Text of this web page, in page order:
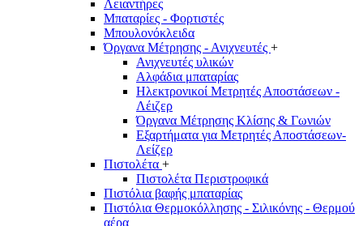
Λειαντήρες
Μπαταρίες - Φορτιστές
Μπουλονόκλειδα
Όργανα Μέτρησης - Ανιχνευτές +
Ανιχνευτές υλικών
Αλφάδια μπαταρίας
Ηλεκτρονικοί Μετρητές Αποστάσεων -
Λέιζερ
Όργανα Μέτρησης Κλίσης & Γωνιών
Εξαρτήματα για Μετρητές Αποστάσεων-
Λείζερ
Πιστολέτα +
Πιστολέτα Περιστροφικά
Πιστόλια βαφής μπαταρίας
Πιστόλια Θερμοκόλλησης - Σιλικόνης - Θερμού
αέρα